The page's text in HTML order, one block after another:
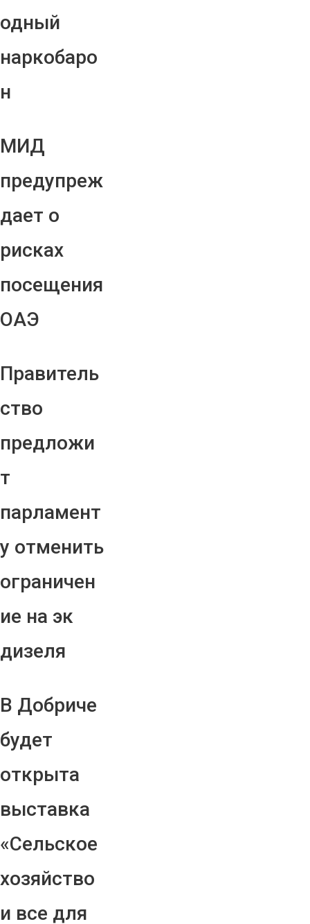
одный
наркобаро
н
МИД
предупреж
дает о
рисках
посещения
ОАЭ
Правитель
ство
предложи
т
парламент
у отменить
ограничен
ие на эк
дизеля
В Добриче
будет
открыта
выставка
«Сельское
хозяйство
и все для